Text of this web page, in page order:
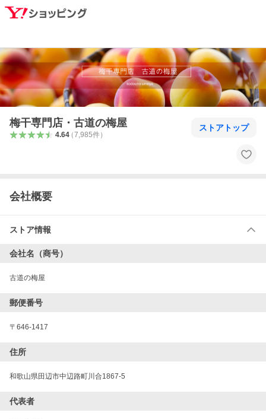
梅干専門店・古道の梅屋
4.64（7,985件）
ストアトップ
会社概要
ストア情報
会社名（商号）
古道の梅屋
郵便番号
〒 646-1417
住所
和歌山県田辺市中辺路町川合1867-5
代表者